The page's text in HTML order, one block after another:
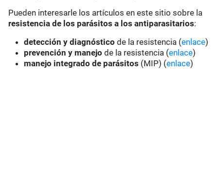
Pueden interesarle los artículos en este sitio sobre la
resistencia de los parásitos a los antiparasitarios:
detección y diagnóstico de la resistencia (enlace)
prevención y manejo de la resistencia (enlace)
manejo integrado de parásitos (MIP) (enlace)